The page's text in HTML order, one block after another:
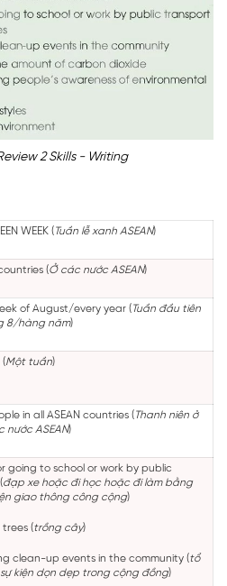
2 Skills - Writing
WEEK (Tuần lễ xanh ASEAN)
(Ở các nước ASEAN)
of August/every year (Tuần đầu tiên
8/hàng năm)
(Một tuần)
in all ASEAN countries (Thanh niên ở
ASEAN)
going to school or work by public
đạp xe hoặc đi học hoặc đi làm bằng
giao thông công cộng)
(trồng cây)
clean-up events in the community (tổ
kiện dọn dẹp trong cộng đồng)